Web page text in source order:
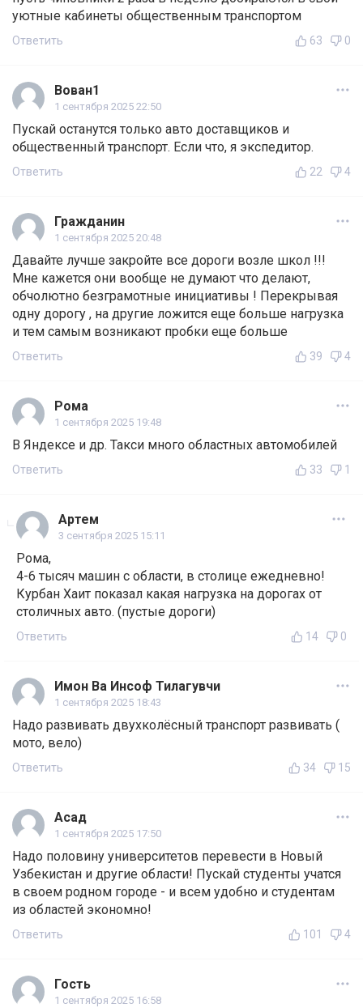
уютные кабинеты общественным транспортом
Ответить 63 0
Вован1
1 сентября 2025 22:50
Пускай останутся только авто доставщиков и
общественный транспорт. Если что, я экспедитор.
Ответить 22 4
Гражданин
1 сентября 2025 20:48
Давайте лучше закройте все дороги возле школ !!!
Мне кажется они вообще не думают что делают,
обчолютно безграмотные инициативы ! Перекрывая
одну дорогу , на другие ложится еще больше нагрузка
и тем самым возникают пробки еще больше
Ответить 39 4
Рома
1 сентября 2025 19:48
В Яндексе и др. Такси много областных автомобилей
Ответить 33 1
Артем
3 сентября 2025 15:11
Рома,
4-6 тысяч машин с области, в столице ежедневно!
Курбан Хаит показал какая нагрузка на дорогах от
столичных авто. (пустые дороги)
Ответить 14 0
Имон Ва Инсоф Тилагувчи
1 сентября 2025 18:43
Надо развивать двухколёсный транспорт развивать (
мото, вело)
Ответить 34 15
Асад
1 сентября 2025 17:50
Надо половину университетов перевести в Новый
Узбекистан и другие области! Пускай студенты учатся
в своем родном городе - и всем удобно и студентам
из областей экономно!
Ответить 101 4
Гость
1 сентября 2025 16:58